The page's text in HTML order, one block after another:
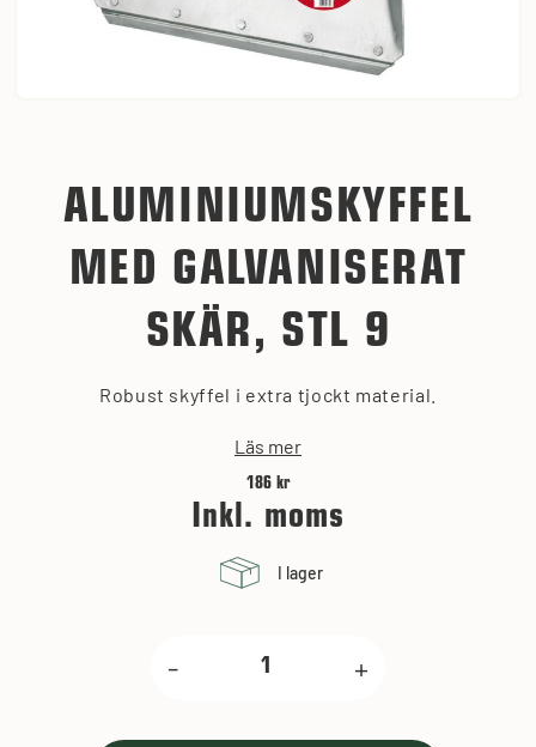
ALUMINIUMSKYFFEL
MED GALVANISERAT
SKÄR, STL 9
Robust skyffel i extra tjockt material.
Läs mer
186 kr
Inkl. moms
I lager
- +